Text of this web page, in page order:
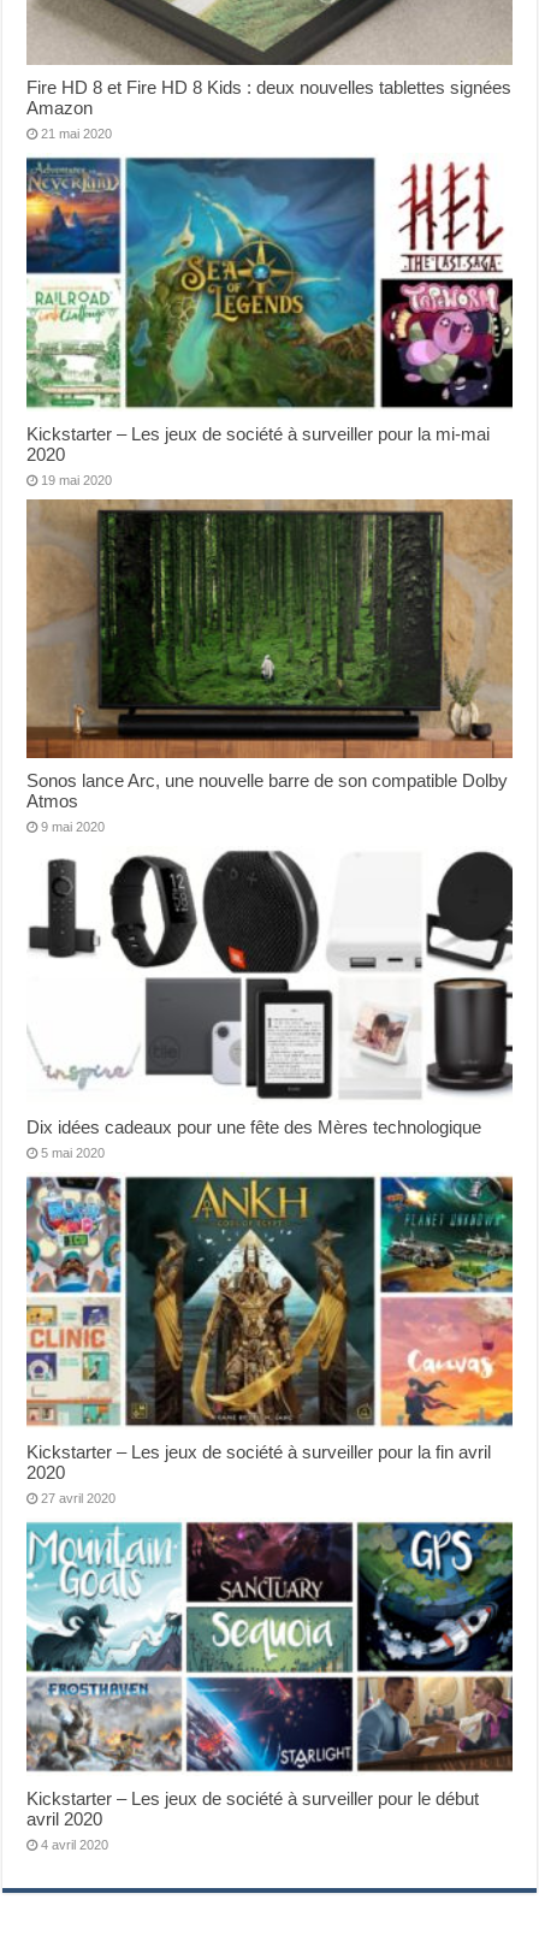
Fire HD 8 et Fire HD 8 Kids : deux nouvelles tablettes signées
Amazon
21 mai 2020
Kickstarter – Les jeux de société à surveiller pour la mi-mai
2020
19 mai 2020
Sonos lance Arc, une nouvelle barre de son compatible Dolby
Atmos
9 mai 2020
Dix idées cadeaux pour une fête des Mères technologique
5 mai 2020
Kickstarter – Les jeux de société à surveiller pour la fin avril
2020
27 avril 2020
Kickstarter – Les jeux de société à surveiller pour le début
avril 2020
4 avril 2020